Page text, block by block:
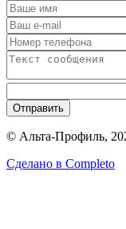
Отправить
© Альта-Профиль,
Сделано в Completo